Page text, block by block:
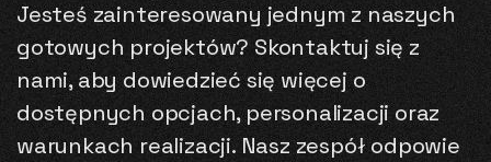
Jesteś zainteresowany jednym z naszych
gotowych projektów? Skontaktuj się z
nami, aby dowiedzieć się więcej o
dostępnych opcjach, personalizacji oraz
warunkach realizacji. Nasz zespół odpowie